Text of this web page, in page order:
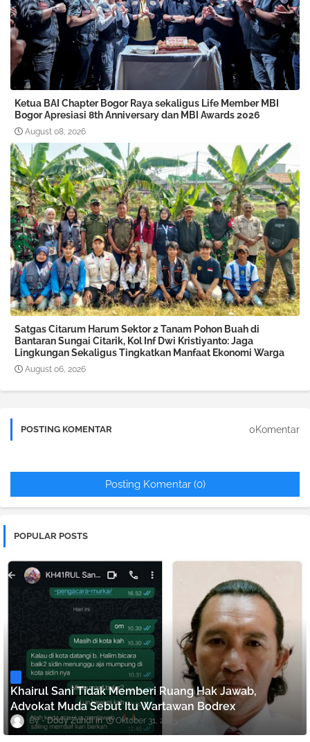
Ketua BAI Chapter Bogor Raya sekaligus Life Member MBI
Bogor Apresiasi 8th Anniversary dan MBI Awards 2026
August 08, 2026
Satgas Citarum Harum Sektor 2 Tanam Pohon Buah di
Bantaran Sungai Citarik, Kol Inf Dwi Kristiyanto: Jaga
Lingkungan Sekaligus Tingkatkan Manfaat Ekonomi Warga
August 06, 2026
POSTING KOMENTAR 0Komentar
Posting Komentar (0)
POPULAR POSTS
Khairul Sani Tidak Memberi Ruang Hak Jawab,
Advokat Muda Sebut Itu Wartawan Bodrex
Dody Zuhdi Oktober 31, 2025